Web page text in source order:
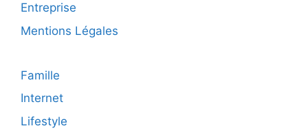
Entreprise
Mentions Légales
Famille
Internet
Lifestyle